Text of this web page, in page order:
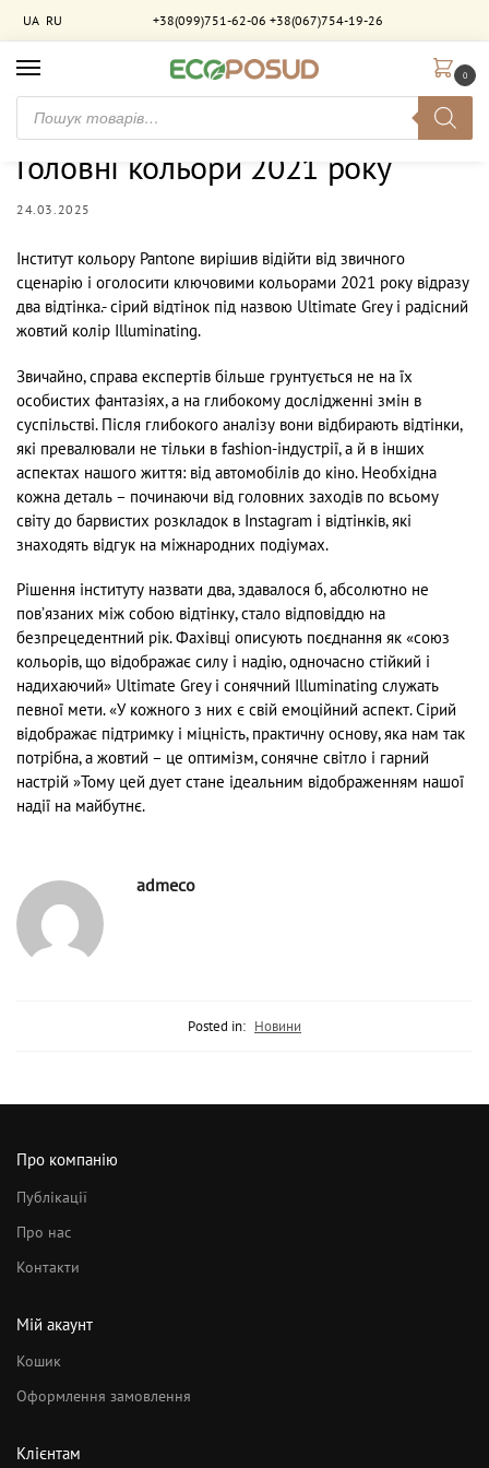
UA RU +38(099)751-62-06 +38(067)754-19-26
0
Головна / Новини / Головні кольори 2021 року
Головні кольори 2021 року
24.03.2025
Інститут кольору Pantone вирішив відійти від звичного
сценарію і оголосити ключовими кольорами 2021 року відразу
два відтінка.- сірий відтінок під назвою Ultimate Grey і радісний
жовтий колір Illuminating.
Звичайно, справа експертів більше грунтується не на їх
особистих фантазіях, а на глибокому дослідженні змін в
суспільстві. Після глибокого аналізу вони відбирають відтінки,
які превалювали не тільки в fashion-індустрії, а й в інших
аспектах нашого життя: від автомобілів до кіно. Необхідна
кожна деталь – починаючи від головних заходів по всьому
світу до барвистих розкладок в Instagram і відтінків, які
знаходять відгук на міжнародних подіумах.
Рішення інституту назвати два, здавалося б, абсолютно не
пов’язаних між собою відтінку, стало відповіддю на
безпрецедентний рік. Фахівці описують поєднання як «союз
кольорів, що відображає силу і надію, одночасно стійкий і
надихаючий» Ultimate Grey і сонячний Illuminating служать
певної мети. «У кожного з них є свій емоційний аспект. Сірий
відображає підтримку і міцність, практичну основу, яка нам так
потрібна, а жовтий – це оптимізм, сонячне світло і гарний
настрій »Тому цей дует стане ідеальним відображенням нашої
надії на майбутнє.
admeco
Posted in: Новини
Про компанію
Публікації
Про нас
Контакти
Мій акаунт
Кошик
Оформлення замовлення
Клієнтам